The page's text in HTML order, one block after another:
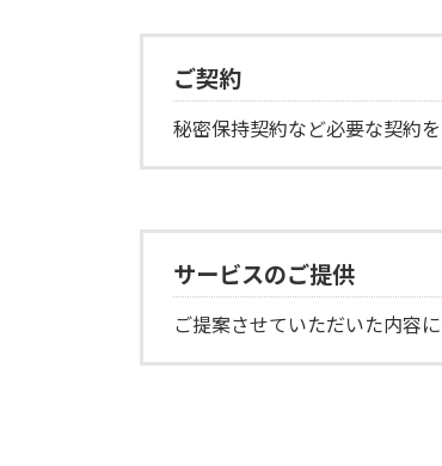
ご契約
秘密保持契約など必要な契約を
サービスのご提供
ご提案させていただいた内容